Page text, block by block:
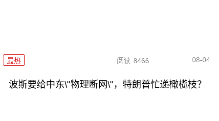
最热 阅读 8466 08-04
波斯要给中东\"物理断网\"，特朗普忙递橄榄枝？